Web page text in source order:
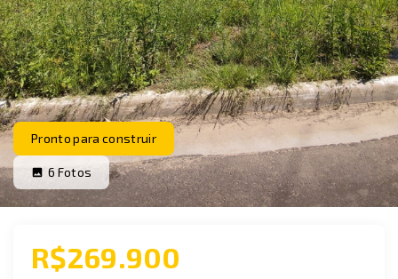
Pronto para construir
6 Fotos
R$269.900